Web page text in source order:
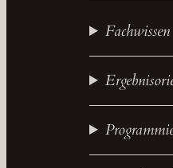
Fachwissen